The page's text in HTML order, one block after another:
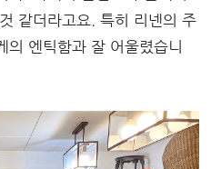
같더라고요. 특히 리넨의 주
의 엔틱함과 잘 어울렸습니